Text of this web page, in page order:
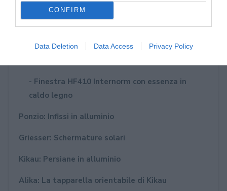
CONFIRM
Data Deletion Data Access Privacy Policy
Prodotti
Internorm: Infissi in pvc - pvc/alluminio -
- Finestra HF410 Internorm con essenza in
caldo legno
Ponzio: Infissi in alluminio
Griesser: Schermature solari
Kikau: Persiane in alluminio
Alika: La tapparella orientabile di Kikau